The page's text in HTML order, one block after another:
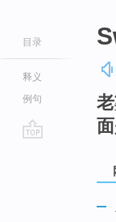
目录
释义
例句